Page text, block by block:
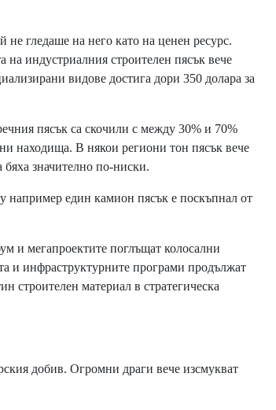
гледаше на него като на ценен ресурс.
на индустриалния строителен пясък вече
видове достига дори 350 долара за
пясък са скочили с между 30% и 70%
находища. В някои региони тон пясък вече
значително по-ниски.
например един камион пясък е поскъпнал от
и мегапроектите поглъщат колосални
и инфраструктурните програми продължат
строителен материал в стратегическа
добив. Огромни драги вече изсмукват